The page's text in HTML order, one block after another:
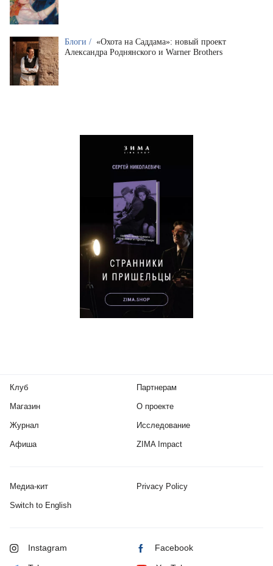
Блоги / «Охота на Саддама»: новый проект
Александра Роднянского и Warner Brothers
Клуб
Магазин
Журнал
Афиша
Партнерам
О проекте
Исследование
ZIMA Impact
Медиа-кит Privacy Policy
Switch to English
Instagram Facebook